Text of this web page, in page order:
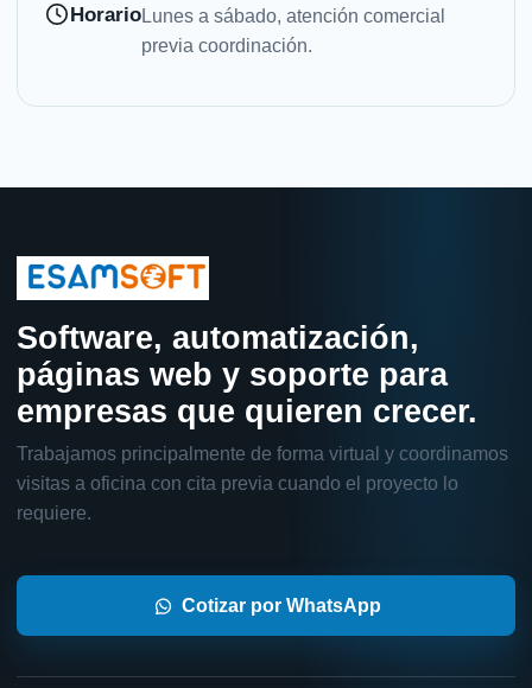
HorarioLunes a sábado, atención comercial
previa coordinación.
Software, automatización,
páginas web y soporte para
empresas que quieren crecer.
Trabajamos principalmente de forma virtual y coordinamos
visitas a oficina con cita previa cuando el proyecto lo
requiere.
Cotizar por WhatsApp